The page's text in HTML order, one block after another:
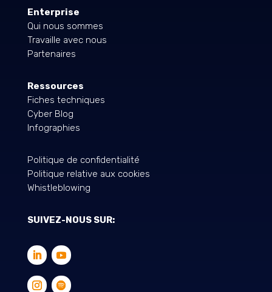
Enterprise
Qui nous sommes
Travaille avec nous
Partenaires
Ressources
Fiches techniques
Cyber Blog
Infographies
Politique de confidentialité
Politique relative aux cookies
Whistleblowing
SUIVEZ-NOUS SUR: